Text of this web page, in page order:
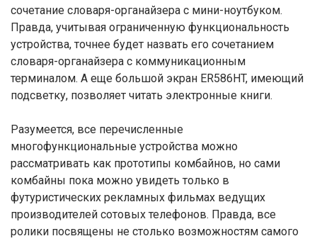
сочетание словаря-органайзера с мини-ноутбуком.
Правда, учитывая ограниченную функциональность
устройства, точнее будет назвать его сочетанием
словаря-органайзера с коммуникационным
терминалом. А еще большой экран ER586HT, имеющий
подсветку, позволяет читать электронные книги.
Разумеется, все перечисленные
многофункциональные устройства можно
рассматривать как прототипы комбайнов, но сами
комбайны пока можно увидеть только в
футуристических рекламных фильмах ведущих
производителей сотовых телефонов. Правда, все
ролики посвящены не столько возможностям самого